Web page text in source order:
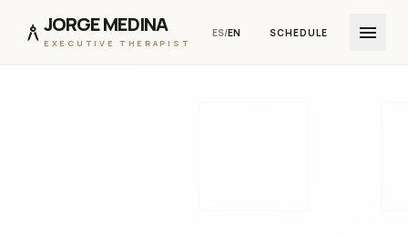
architecture JORGE MEDINA
EXECUTIVE THERAPIST
ES/EN SCHEDULE menu